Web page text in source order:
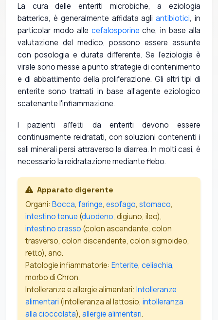
La cura delle enteriti microbiche, a eziologia
batterica, è generalmente affidata agliantibiotici, in
particolar modo alle cefalosporine che, in base alla
valutazione del medico, possono essere assunte
con posologia e durata differente. Se l'eziologia è
virale sono messe a punto strategie di contenimento
e di abbattimento della proliferazione. Gli altri tipi di
enterite sono trattati in base all'agente eziologico
scatenante l'infiammazione.
I pazienti affetti da enteriti devono essere
continuamente reidratati, con soluzioni contenenti i
sali minerali persi attraverso la diarrea. In molti casi, è
necessario la reidratazione mediante flebo.
Apparato digerente
Organi: Bocca, faringe, esofago, stomaco,
intestino tenue (duodeno, digiuno, ileo),
intestino crasso (colon ascendente, colon
trasverso, colon discendente, colon sigmoideo,
retto), ano.
Patologie infiammatorie: Enterite, celiachia,
morbo di Chron.
Intolleranze e allergie alimentari: Intolleranze
alimentari (intolleranza al lattosio, intolleranza
alla cioccolata), allergie alimentari.